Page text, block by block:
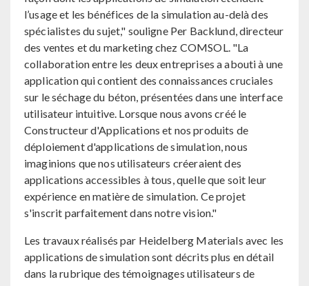
l’usage et les bénéfices de la simulation au-delà des
spécialistes du sujet," souligne Per Backlund, directeur
des ventes et du marketing chez COMSOL. "La
collaboration entre les deux entreprises a abouti à une
application qui contient des connaissances cruciales
sur le séchage du béton, présentées dans une interface
utilisateur intuitive. Lorsque nous avons créé le
Constructeur d'Applications et nos produits de
déploiement d'applications de simulation, nous
imaginions que nos utilisateurs créeraient des
applications accessibles à tous, quelle que soit leur
expérience en matière de simulation. Ce projet
s'inscrit parfaitement dans notre vision."
Les travaux réalisés par Heidelberg Materials avec les
applications de simulation sont décrits plus en détail
dans la rubrique des témoignages utilisateurs de